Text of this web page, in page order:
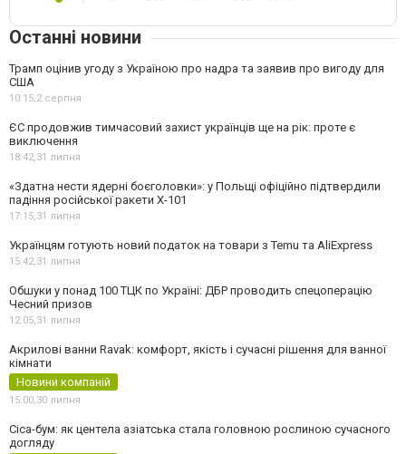
Останні новини
Трамп оцінив угоду з Україною про надра та заявив про вигоду для
США
10:15,2 серпня
ЄС продовжив тимчасовий захист українців ще на рік: проте є
виключення
18:42,31 липня
«Здатна нести ядерні боєголовки»: у Польщі офіційно підтвердили
падіння російської ракети Х-101
17:15,31 липня
Українцям готують новий податок на товари з Temu та AliExpress
15:42,31 липня
Обшуки у понад 100 ТЦК по Україні: ДБР проводить спецоперацію
Чесний призов
12:05,31 липня
Акрилові ванни Ravak: комфорт, якість і сучасні рішення для ванної
кімнати
Новини компаній
15:00,30 липня
Cica-бум: як центела азіатська стала головною рослиною сучасного
догляду